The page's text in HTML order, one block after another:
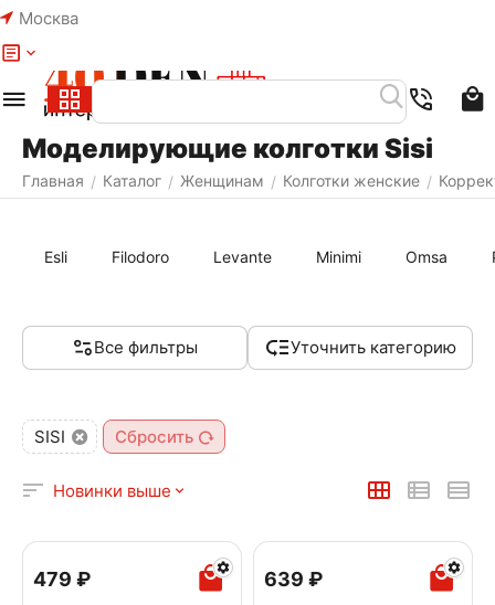
Москва
Моделирующие колготки Sisi
Главная / Каталог / Женщинам / Колготки женские /
Esli Filodoro Levante Minimi Omsa
Все фильтры Уточнить категорию
SISI Сбросить
Новинки выше
‍479‍ ₽ ‍639‍ ₽